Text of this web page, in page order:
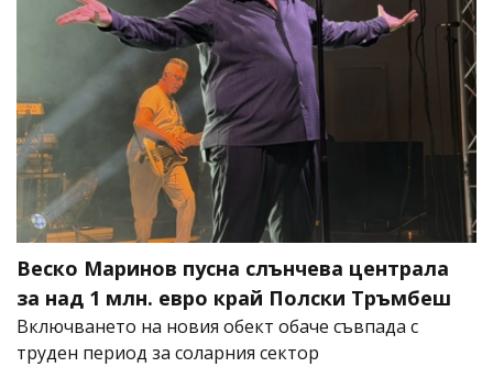
Веско Маринов пусна слънчева централа
за над 1 млн. евро край Полски Тръмбеш
Включването на новия обект обаче съвпада с
труден период за соларния сектор